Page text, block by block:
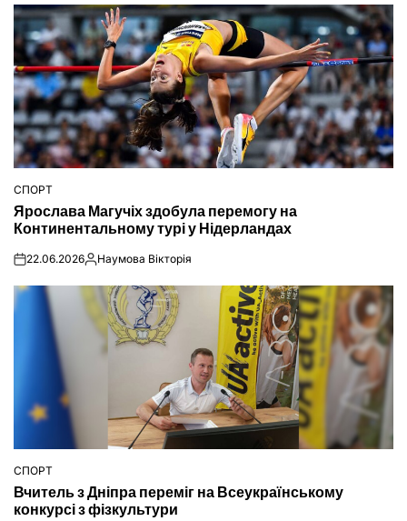
ОПУБЛІКУВАТИ
У
СПОРТ
Ярослава Магучіх здобула перемогу на
Континентальному турі у Нідерландах
on22.06.2026Опубліковано
Наумова Вікторія
ОПУБЛІКУВАТИ
У
СПОРТ
Вчитель з Дніпра переміг на Всеукраїнському
конкурсі з фізкультури